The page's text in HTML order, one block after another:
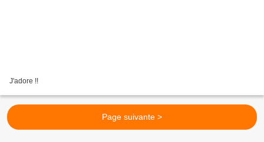
J'adore !!
Page suivante >